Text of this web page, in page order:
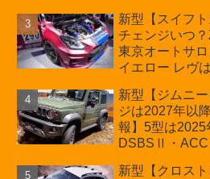
ほか「コア」
D:5対抗のクロ
ン
新型【スイフ
チェンジいつ
東京オートサ
イエロー レヴ
プが争点【ス
車「ZC33S
新型【ジムニ
ジは2027年以
報】5型は2025
DSBSⅡ・ACC
新型【クロス